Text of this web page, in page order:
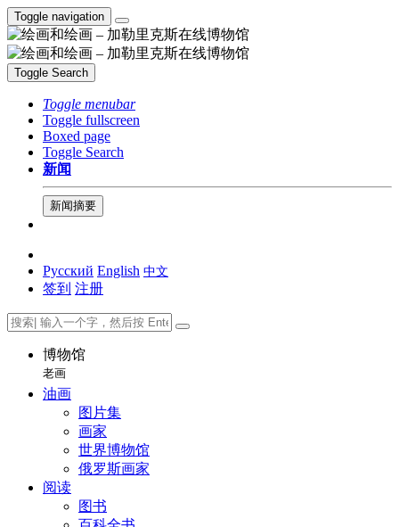
Toggle navigation
Toggle Search
Toggle menubar
Toggle fullscreen
Boxed page
Toggle Search
新闻
新闻摘要
Русский English 中文
签到 注册
博物馆
老画
油画
图片集
画家
世界博物馆
俄罗斯画家
阅读
图书